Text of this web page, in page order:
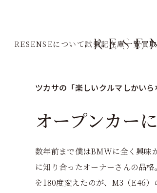
RESENSEについて試乗記在庫一覧買
サーブ 9-3 オ
ツカサの「楽しいクルマしかいら
オープンカー
数年前まで僕はBMWに全く興味
に知り合ったオーナーさんの品
を180度変えたのが、M3（E46）